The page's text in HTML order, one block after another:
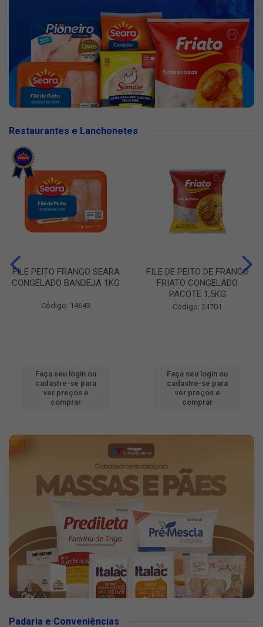
Restaurantes e Lanchonetes
FILE PEITO FRANGO SEARA
CONGELADO BANDEJA 1KG
Código: 14643
Faça seu login ou
cadastre-se para
ver preços e
comprar
FILE DE PEITO DE FRANGO
FRIATO CONGELADO
PACOTE 1,5KG
Código: 24701
Faça seu login ou
cadastre-se para
ver preços e
comprar
Padaria e Conveniências